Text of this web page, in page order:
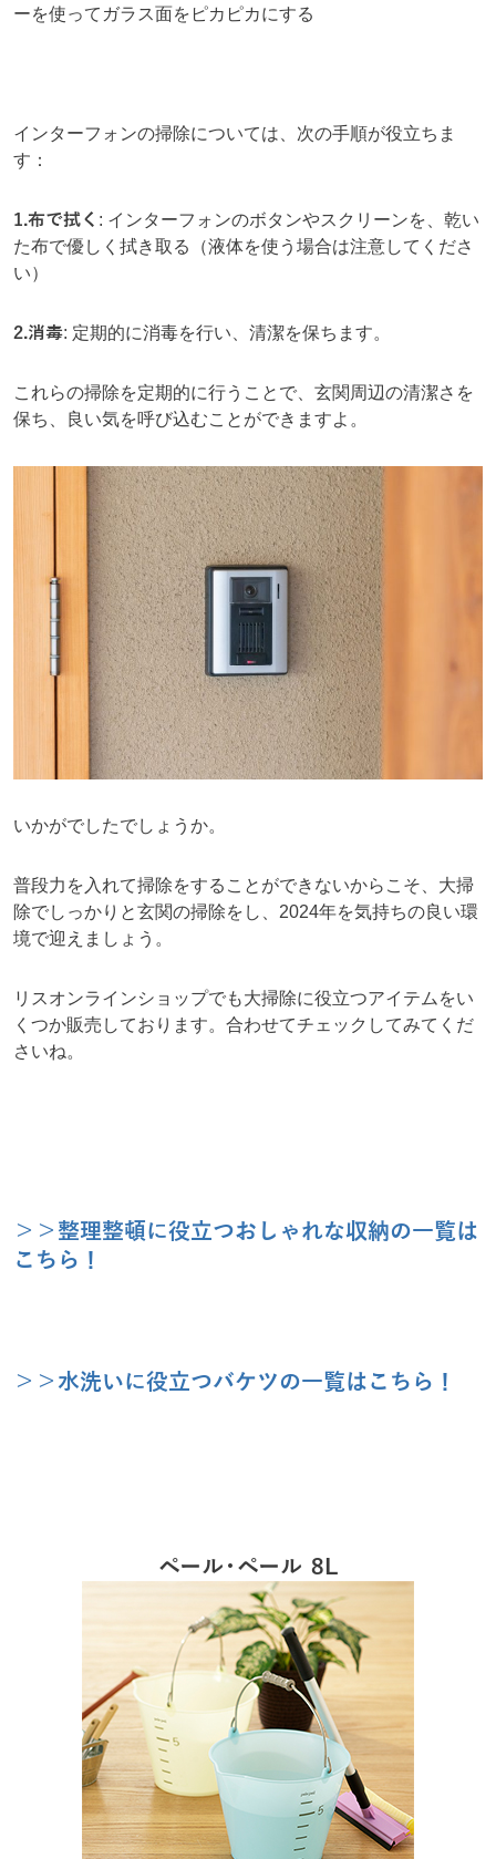
ーを使ってガラス面をピカピカにする
インターフォンの掃除については、次の手順が役立ちま
す：
1.布で拭く : インターフォンのボタンやスクリーンを、乾い
た布で優しく拭き取る（液体を使う場合は注意してくださ
い）
2.消毒: 定期的に消毒を行い、清潔を保ちます。
これらの掃除を定期的に行うことで、玄関周辺の清潔さを
保ち、良い気を呼び込むことができますよ。
いかがでしたでしょうか。
普段力を入れて掃除をすることができないからこそ、大掃
除でしっかりと玄関の掃除をし、2024年を気持ちの良い環
境で迎えましょう。
リスオンラインショップでも大掃除に役立つアイテムをい
くつか販売しております。合わせてチェックしてみてくだ
さいね。
＞＞整理整頓に役立つおしゃれな収納の一覧は
こちら！
＞＞水洗いに役立つバケツの一覧はこちら！
ペール・ペール 8L